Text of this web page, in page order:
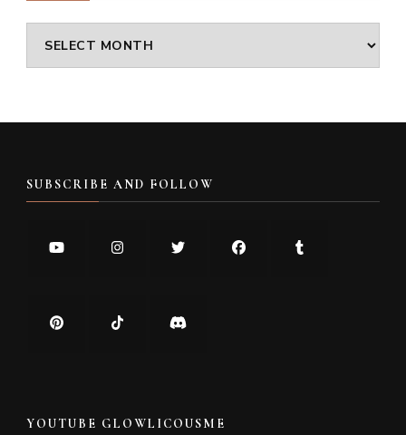
Archives
SUBSCRIBE AND FOLLOW
YOUTUBE GLOWLICOUSME